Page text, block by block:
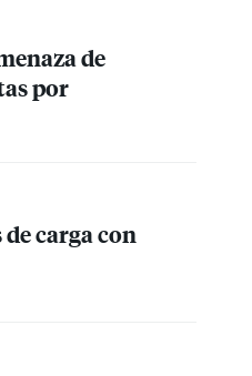
de
por
carga con